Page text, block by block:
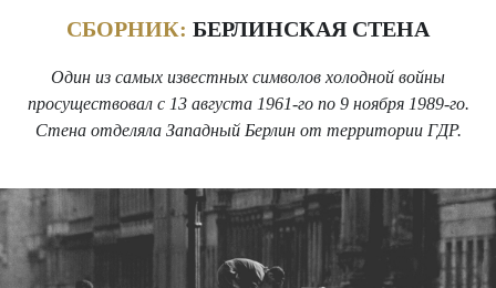
СБОРНИК: БЕРЛИНСКАЯ СТЕНА
Один из самых известных символов холодной войны
просуществовал с 13 августа 1961-го по 9 ноября 1989-го.
Стена отделяла Западный Берлин от территории ГДР.